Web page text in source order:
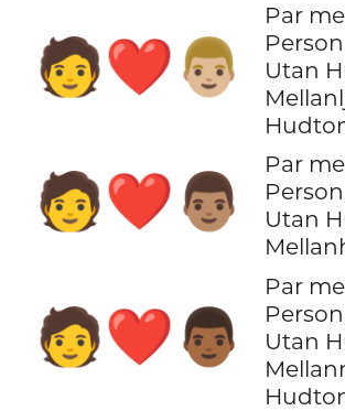
🧑‍❤️‍👨🏼
Par
Utan
🧑‍❤️‍👨🏽
Par
Utan
🧑‍❤️‍👨🏾
Par
Utan